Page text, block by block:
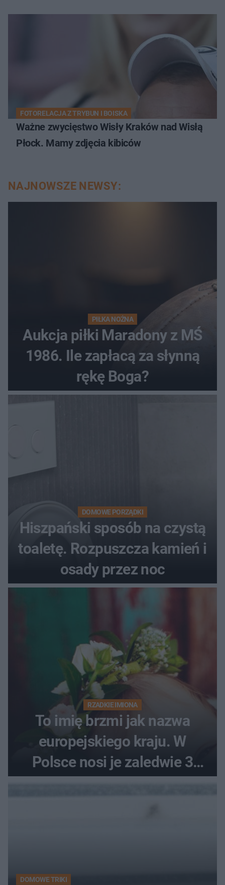
FOTORELACJA Z TRYBUN I BOISKA
Ważne zwycięstwo Wisły Kraków nad Wisłą
Płock. Mamy zdjęcia kibiców
NAJNOWSZE NEWSY:
PIŁKA NOŻNA
Aukcja piłki Maradony z MŚ
1986. Ile zapłacą za słynną
rękę Boga?
DOMOWE PORZĄDKI
Hiszpański sposób na czystą
toaletę. Rozpuszcza kamień i
osady przez noc
RZADKIE IMIONA
To imię brzmi jak nazwa
europejskiego kraju. W
Polsce nosi je zaledwie 3
kobiety
DOMOWE TRIKI